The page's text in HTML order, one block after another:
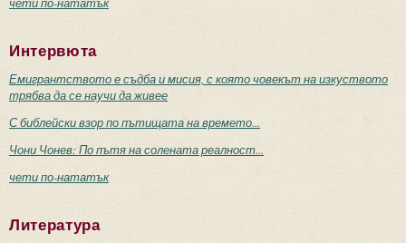
Интервюта
Емигрантството е съдба и мисия, с която човекът на изкуството
трябва да се научи да живее
С библейски взор по пътищата на времето...
Чони Чонев: По пътя на солената реалност...
чети по-нататък
Литература